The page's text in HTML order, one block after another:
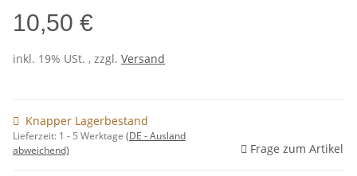
10,50 €
inkl. 19% USt. , zzgl. Versand
Knapper Lagerbestand
Lieferzeit: 1 - 5 Werktage (DE - Ausland
abweichend)
Frage zum Artikel